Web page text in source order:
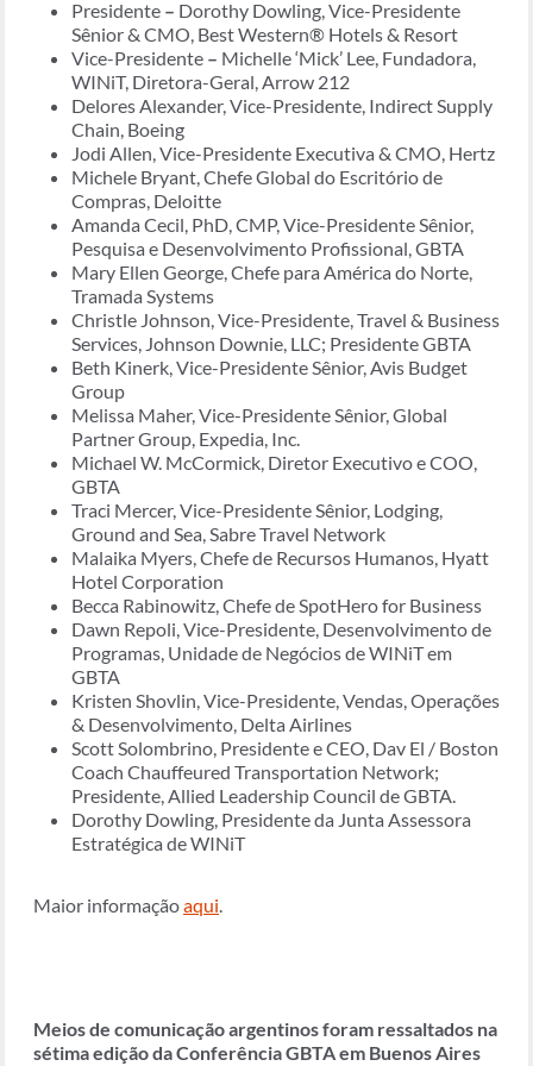
Presidente – Dorothy Dowling, Vice-Presidente
Sênior & CMO, Best Western® Hotels & Resort
Vice-Presidente – Michelle ‘Mick’ Lee, Fundadora,
WINiT, Diretora-Geral, Arrow 212
Delores Alexander, Vice-Presidente, Indirect Supply
Chain, Boeing
Jodi Allen, Vice-Presidente Executiva & CMO, Hertz
Michele Bryant, Chefe Global do Escritório de
Compras, Deloitte
Amanda Cecil, PhD, CMP, Vice-Presidente Sênior,
Pesquisa e Desenvolvimento Profissional, GBTA
Mary Ellen George, Chefe para América do Norte,
Tramada Systems
Christle Johnson, Vice-Presidente, Travel & Business
Services, Johnson Downie, LLC; Presidente GBTA
Beth Kinerk, Vice-Presidente Sênior, Avis Budget
Group
Melissa Maher, Vice-Presidente Sênior, Global
Partner Group, Expedia, Inc.
Michael W. McCormick, Diretor Executivo e COO,
GBTA
Traci Mercer, Vice-Presidente Sênior, Lodging,
Ground and Sea, Sabre Travel Network
Malaika Myers, Chefe de Recursos Humanos, Hyatt
Hotel Corporation
Becca Rabinowitz, Chefe de SpotHero for Business
Dawn Repoli, Vice-Presidente, Desenvolvimento de
Programas, Unidade de Negócios de WINiT em
GBTA
Kristen Shovlin, Vice-Presidente, Vendas, Operações
& Desenvolvimento, Delta Airlines
Scott Solombrino, Presidente e CEO, Dav El / Boston
Coach Chauffeured Transportation Network;
Presidente, Allied Leadership Council de GBTA.
Dorothy Dowling, Presidente da Junta Assessora
Estratégica de WINiT
Maior informaçãoaqui.
Meios de comunicação argentinos foram ressaltados na
sétima edição da Conferência GBTA em Buenos Aires